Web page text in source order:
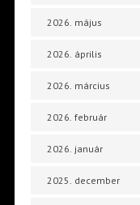
2026. május
2026. április
2026. március
2026. február
2026. január
2025. december